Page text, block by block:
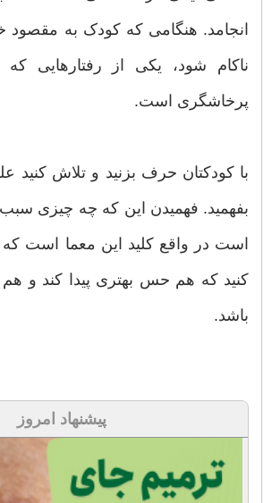
انجامد. هنگامی که کودک به
ناکام شود، یکی از رفتارهایی
پرخاشگری است.
با کودکتان حرف بزنید و تلاش کنید
بفهمید. فهمیدن این که چه چیزی
است در واقع کلید این معما است
کنید که هم حس بهتری پیدا کند و هم
باشد.
پیشنهاد امروز